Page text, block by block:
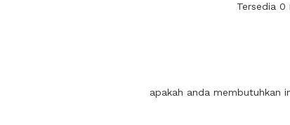
Tersedia 0
apakah anda membutuhkan